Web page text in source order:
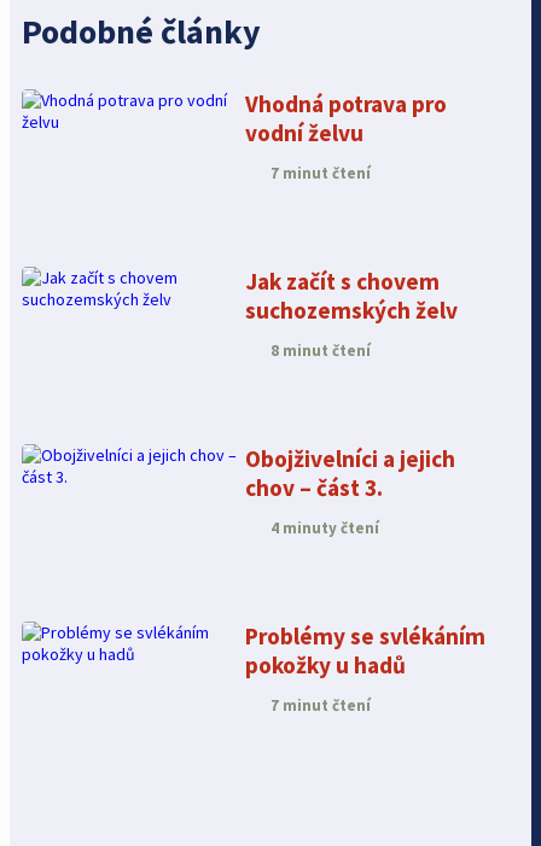
Podobné články
Vhodná potrava pro
vodní želvu
7 minut čtení
Jak začít s chovem
suchozemských želv
8 minut čtení
Obojživelníci a jejich
chov – část 3.
4 minuty čtení
Problémy se svlékáním
pokožky u hadů
7 minut čtení